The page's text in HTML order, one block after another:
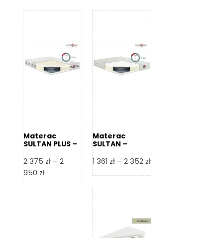
119 zł
Materac
SULTAN PLUS –
2 375 zł – 2
950 złZakres
Materac
SULTAN –
1 361 zł – 2 352 złZakres
cen:
od
1
361 zł
do
2